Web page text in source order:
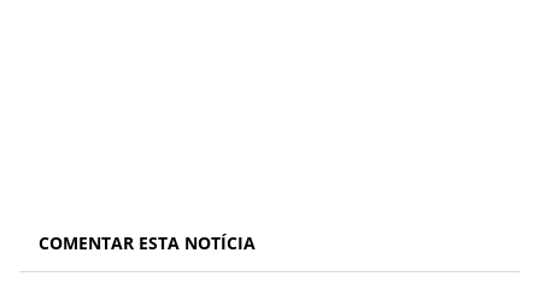
COMENTAR ESTA NOTÍCIA